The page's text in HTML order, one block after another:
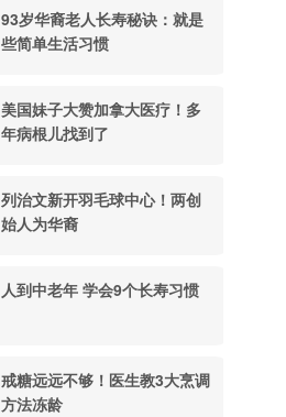
93岁华裔老人长寿秘诀：就是
些简单生活习惯
美国妹子大赞加拿大医疗！多
年病根儿找到了
列治文新开羽毛球中心！两创
始人为华裔
人到中老年 学会9个长寿习惯
戒糖远远不够！医生教3大烹调
方法冻龄